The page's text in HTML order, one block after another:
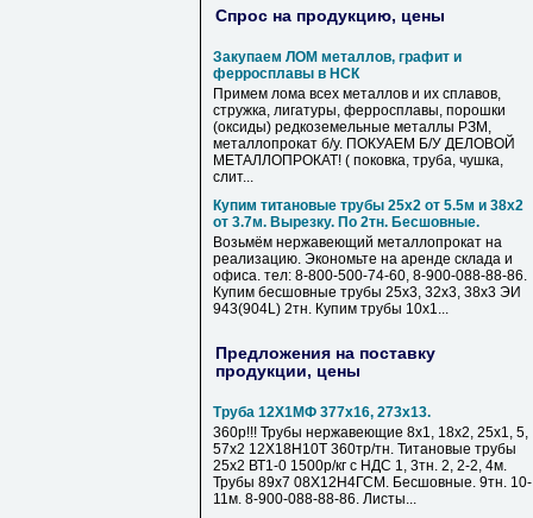
Спрос на продукцию, цены
Закупаем ЛОМ металлов, графит и
ферросплавы в НСК
Примем лома всех металлов и их сплавов,
стружка, лигатуры, ферросплавы, порошки
(оксиды) редкоземельные металлы РЗМ,
металлопрокат б/у. ПОКУАЕМ Б/У ДЕЛОВОЙ
МЕТАЛЛОПРОКАТ! ( поковка, труба, чушка,
слит...
Купим титановые трубы 25х2 от 5.5м и 38х2
от 3.7м. Вырезку. По 2тн. Бесшовные.
Возьмём нержавеющий металлопрокат на
реализацию. Экономьте на аренде склада и
офиса. тел: 8-800-500-74-60, 8-900-088-88-86.
Купим бесшовные трубы 25х3, 32х3, 38х3 ЭИ
943(904L) 2тн. Купим трубы 10х1...
Предложения на поставку
продукции, цены
Труба 12Х1МФ 377х16, 273х13.
360р!!! Трубы нержавеющие 8х1, 18х2, 25х1, 5,
57х2 12Х18Н10Т 360тр/тн. Титановые трубы
25х2 ВТ1-0 1500р/кг с НДС 1, 3тн. 2, 2-2, 4м.
Трубы 89х7 08Х12Н4ГСМ. Бесшовные. 9тн. 10-
11м. 8-900-088-88-86. Листы...